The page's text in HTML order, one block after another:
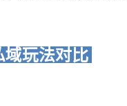
玩法对比